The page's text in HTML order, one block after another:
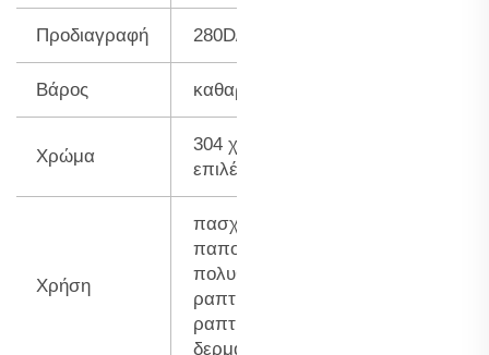
Προδιαγραφή 280D/3(Tex90)
Βάρος καθαρό βάρος 250g
Χρώμα
304 χρώματα για να
επιλέξετε
Χρήση
πασχουλιάρισμα,
παπούτσια,
πολυθρόνες,
ραπτική ρούχων,
ραπτική
δερμάτινων ειδών...